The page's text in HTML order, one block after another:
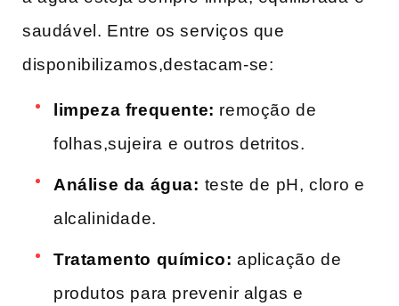
saudável.‍ Entre os serviços que
disponibilizamos,destacam-se:
limpeza frequente: remoção de
folhas,sujeira ⁣e outros detritos.
Análise da água: ⁤teste de ⁣pH, cloro e⁢
alcalinidade.
Tratamento químico: aplicação de
produtos para prevenir algas e